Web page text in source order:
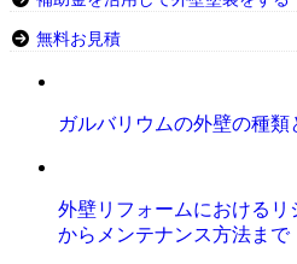
無料お見積
ガルバリウムの外壁の種
外壁リフォームにおける
からメンテナンス方法まで